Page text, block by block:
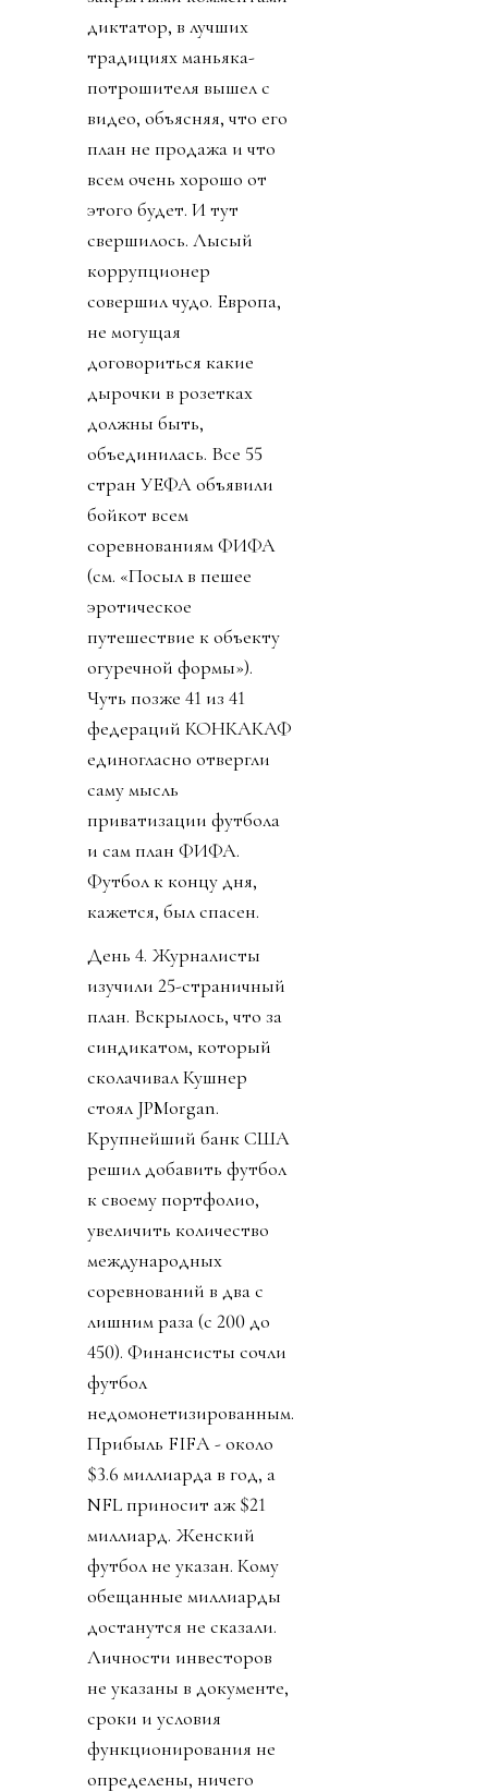
диктатор, в лучших
традициях маньяка-
потрошителя вышел с
видео, объясняя, что его
план не продажа и что
всем очень хорошо от
этого будет. И тут
свершилось. Лысый
коррупционер
совершил чудо. Европа,
не могущая
договориться какие
дырочки в розетках
должны быть,
объединилась. Все 55
стран УЕФА объявили
бойкот всем
соревнованиям ФИФА
(см. «Посыл в пешее
эротическое
путешествие к объекту
огуречной формы»).
Чуть позже 41 из 41
федераций КОНКАКАФ
единогласно отвергли
саму мысль
приватизации футбола
и сам план ФИФА.
Футбол к концу дня,
кажется, был спасен.
День 4. Журналисты
изучили 25-страничный
план. Вскрылось, что за
синдикатом, который
сколачивал Кушнер
стоял JPMorgan.
Крупнейший банк США
решил добавить футбол
к своему портфолио,
увеличить количество
международных
соревнований в два с
лишним раза (с 200 до
450). Финансисты сочли
футбол
недомонетизированным.
Прибыль FIFA - около
$3.6 миллиарда в год, а
NFL приносит аж $21
миллиард. Женский
футбол не указан. Кому
обещанные миллиарды
достанутся не сказали.
Личности инвесторов
не указаны в документе,
сроки и условия
функционирования не
определены, ничего